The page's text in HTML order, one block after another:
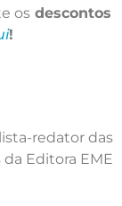
os descontos
!
redator das
Editora EME